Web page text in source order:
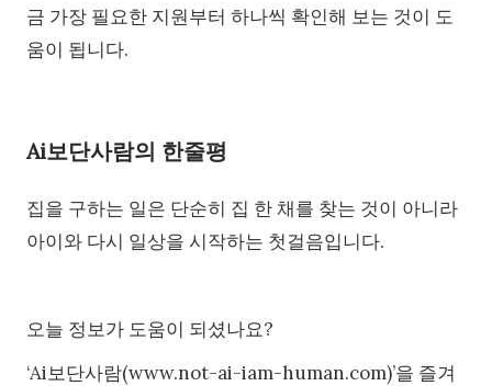
금 가장 필요한 지원부터 하나씩 확인해 보는 것이 도
움이 됩니다.
Ai보단사람의 한줄평
집을 구하는 일은 단순히 집 한 채를 찾는 것이 아니라
아이와 다시 일상을 시작하는 첫걸음입니다.
오늘 정보가 도움이 되셨나요?
‘Ai보단사람(www.not-ai-iam-human.com)’을 즐겨